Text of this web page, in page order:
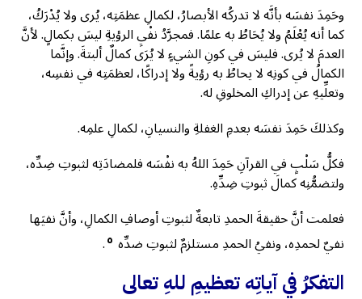
وحَمِدَ نفسَه بأنَّه لا تدركُه الأبصارُ، لكمالِ عظمَتِه، يُرى ولا يُدْرَكُ،
كما أنه يُعْلَمُ ولا يُحَاطُ به علمًا. فمجرَّدُ نفْيِ الرؤيةِ ليسَ بكمالٍ. لأنَّ
العدمَ لا يُرى. فليسَ في كونِ الشيءٍ لا يُرَى كمالٌ ألبتةَ. وإنَّما
الكمالُ في كونِه لا يحاطُ به رؤيةً ولا إدراكًا، لعظمَتِه في نفسِه،
وتعلِّيهِ عن إدراكِ المخلوقِ له.
وكذلكَ حَمِدَ نفسَه بعدمِ الغفلةِ والنسيانِ، لكمالِ علمِه.
فكلُّ سَلْبٍ في القرآنِ حَمِدَ اللهُ به نفْسَه فلمضادَتِه لثبوتِ ضِدِّه،
ولتضمُّنِه كمالَ ثبوتِ ضِدِّهِ.
فعلمت أنَّ حقيقةَ الحمدِ تابعةٌ لثبوتِ أوصافِ الكمالِ، وأنَّ نفيَها
نفيٌ لحمدِه، ونفيُ الحمدِ مستلزمٌ لثبوتِ ضدِّه ٥.
التفكرُ في آياتِه تعظيمِ للهِ تعالى